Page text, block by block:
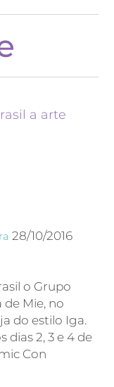
a arte
28/10/2016
o Grupo
Mie, no
do estilo Iga.
dias 2, 3 e 4 de
Con